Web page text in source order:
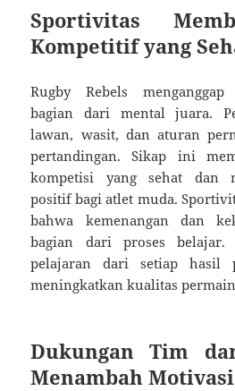
Sportivitas
Kompetitif yang
Rugby Rebels
bagian dari mental juara.
lawan, wasit, dan aturan
pertandingan. Sikap ini
kompetisi yang sehat dan
positif bagi atlet muda.
bahwa kemenangan dan
bagian dari proses belajar.
pelajaran dari setiap hasil
meningkatkan kualitas
Dukungan Tim
Menambah Motivasi